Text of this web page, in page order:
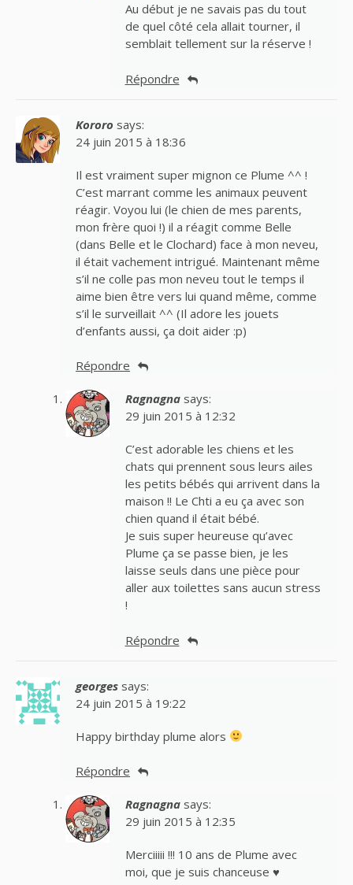
Au début je ne savais pas du tout
de quel côté cela allait tourner, il
semblait tellement sur la réserve !
Répondre
Kororo says:
24 juin 2015 à 18:36
Il est vraiment super mignon ce Plume ^^ !
C’est marrant comme les animaux peuvent
réagir. Voyou lui (le chien de mes parents,
mon frère quoi !) il a réagit comme Belle
(dans Belle et le Clochard) face à mon neveu,
il était vachement intrigué. Maintenant même
s’il ne colle pas mon neveu tout le temps il
aime bien être vers lui quand même, comme
s’il le surveillait ^^ (Il adore les jouets
d’enfants aussi, ça doit aider :p)
Répondre
Ragnagna says:
29 juin 2015 à 12:32
C’est adorable les chiens et les
chats qui prennent sous leurs ailes
les petits bébés qui arrivent dans la
maison !! Le Chti a eu ça avec son
chien quand il était bébé.
Je suis super heureuse qu’avec
Plume ça se passe bien, je les
laisse seuls dans une pièce pour
aller aux toilettes sans aucun stress
!
Répondre
georges says:
24 juin 2015 à 19:22
Happy birthday plume alors
Répondre
Ragnagna says:
29 juin 2015 à 12:35
Merciiiii !!! 10 ans de Plume avec
moi, que je suis chanceuse ♥